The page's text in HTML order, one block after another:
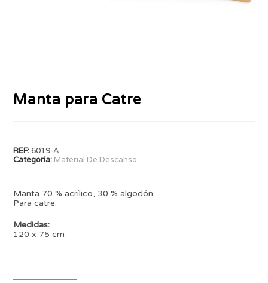
Manta para Catre
REF:6019-A
Categoría: Material De Descanso
Manta 70 % acrílico, 30 % algodón.
Para catre.
Medidas:
120 x 75 cm